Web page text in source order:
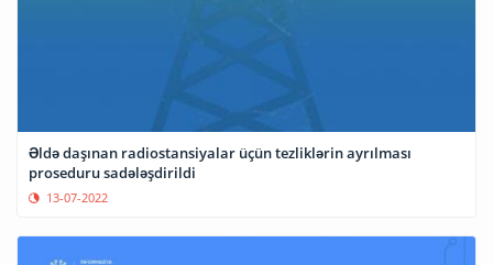
Əldə daşınan radiostansiyalar üçün tezliklərin ayrılması
proseduru sadələşdirildi
13-07-2022